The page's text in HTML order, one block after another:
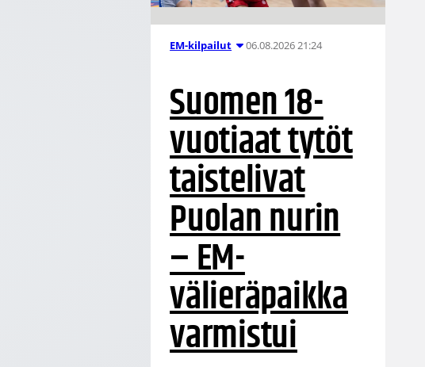
EM-kilpailut 06.08.2026 21:24
Suomen 18-
vuotiaat tytöt
taistelivat
Puolan nurin
– EM-
välieräpaikka
varmistui